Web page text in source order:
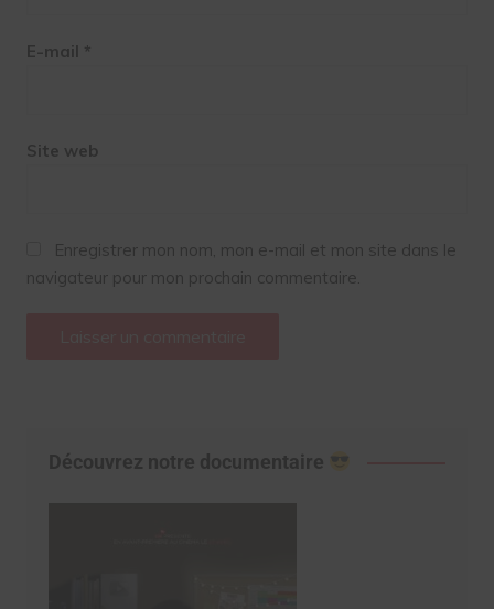
E-mail *
Site web
Enregistrer mon nom, mon e-mail et mon site dans le
navigateur pour mon prochain commentaire.
Découvrez notre documentaire